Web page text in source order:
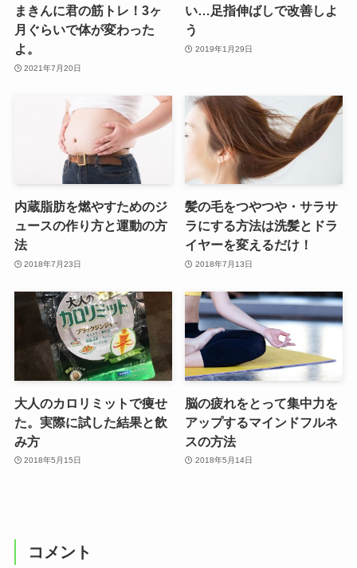
まきんに君の筋トレ！3ヶ
月ぐらいで体が変わった
よ。
2021年7月20日
い…足指伸ばしで改善しよ
う
2019年1月29日
内蔵脂肪を燃やすためのジ
ュースの作り方と運動の方
法
2018年7月23日
髪の毛をつやつや・サラサ
ラにする方法は洗髪とドラ
イヤーを変えるだけ！
2018年7月13日
大人のカロリミットで痩せ
た。実際に試した結果と飲
み方
2018年5月15日
脳の疲れをとって集中力を
アップするマインドフルネ
スの方法
2018年5月14日
コメント